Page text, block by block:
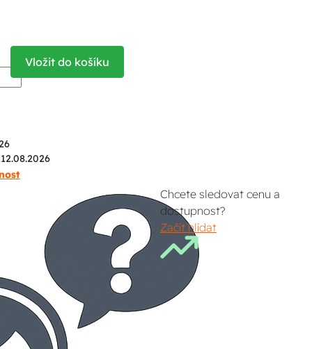
Vložit do košíku
Chcete sledovat cenu a
dostupnost?
Začít hlídat